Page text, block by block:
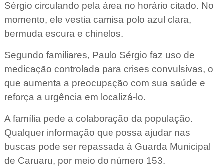
Sérgio circulando pela área no horário citado. No
momento, ele vestia camisa polo azul clara,
bermuda escura e chinelos.
Segundo familiares, Paulo Sérgio faz uso de
medicação controlada para crises convulsivas, o
que aumenta a preocupação com sua saúde e
reforça a urgência em localizá-lo.
A família pede a colaboração da população.
Qualquer informação que possa ajudar nas
buscas pode ser repassada à Guarda Municipal
de Caruaru, por meio do número 153.